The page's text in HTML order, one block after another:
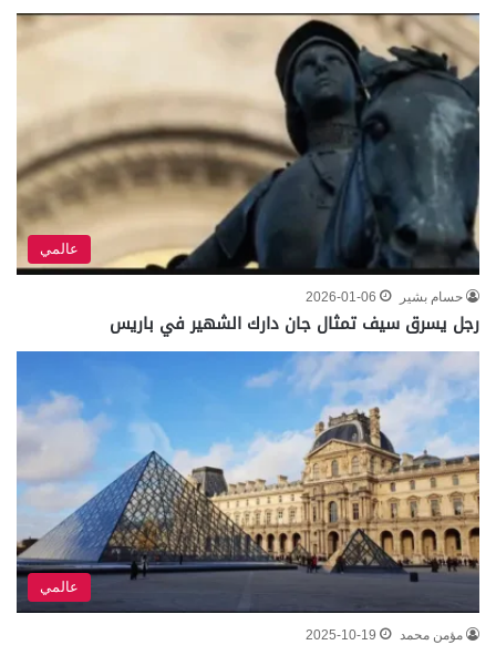
عالمي
حسام بشير 2026-01-06
رجل يسرق سيف تمثال جان دارك الشهير في باريس
عالمي
مؤمن محمد 2025-10-19